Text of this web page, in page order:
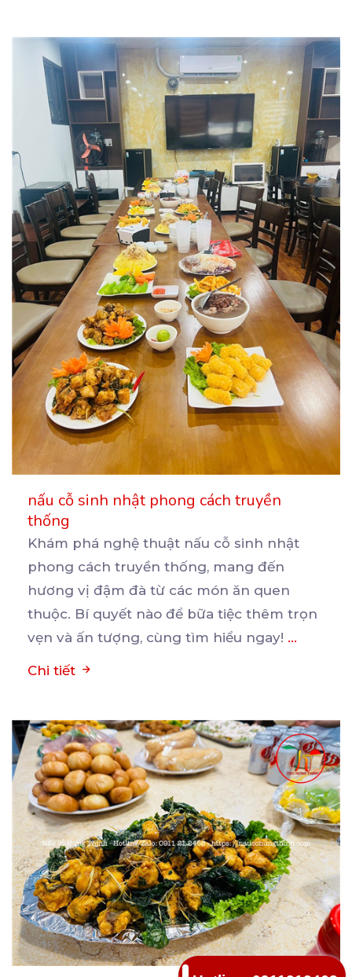
nấu cỗ sinh nhật phong cách truyền
thống
Khám phá nghệ thuật nấu cỗ sinh nhật
phong cách truyền thống, mang đến
hương vị đậm đà từ các món ăn quen
thuộc. Bí quyết nào để bữa tiệc thêm trọn
vẹn và ấn tượng, cùng tìm hiểu ngay! ...
Chi tiết